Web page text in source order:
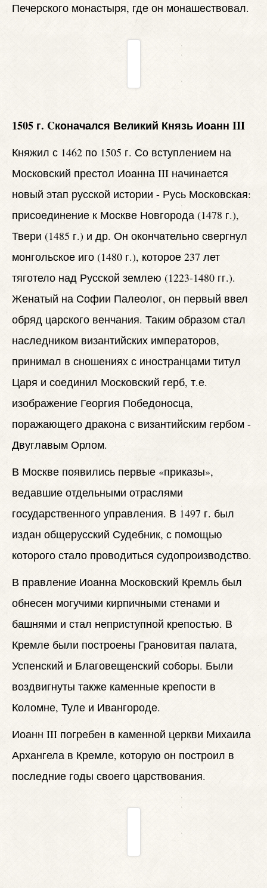
Печерского монастыря, где он монашествовал.
1505 г. Cконачался Великий Князь Иоанн III
Княжил с 1462 по 1505 г. Со вступлением на
Московский престол Иоанна III начинается
новый этап русской истории - Русь Московская:
присоединение к Москве Новгорода (1478 г.),
Твери (1485 г.) и др. Он окончательно свергнул
монгольское иго (1480 г.), которое 237 лет
тяготело над Русской землею (1223-1480 гг.).
Женатый на Софии Палеолог, он первый ввел
обряд царского венчания. Таким образом стал
наследником византийских императоров,
принимал в сношениях с иностранцами титул
Царя и соединил Московский герб, т.е.
изображение Георгия Победоносца,
поражающего дракона с византийским гербом -
Двуглавым Орлом.
В Москве появились первые «приказы»,
ведавшие отдельными отраслями
государственного управления. В 1497 г. был
издан общерусский Судебник, с помощью
которого стало проводиться судопроизводство.
В правление Иоанна Московский Кремль был
обнесен могучими кирпичными стенами и
башнями и стал неприступной крепостью. В
Кремле были построены Грановитая палата,
Успенский и Благовещенский соборы. Были
воздвигнуты также каменные крепости в
Коломне, Туле и Ивангороде.
Иоанн III погребен в каменной церкви Михаила
Архангела в Кремле, которую он построил в
последние годы своего царствования.